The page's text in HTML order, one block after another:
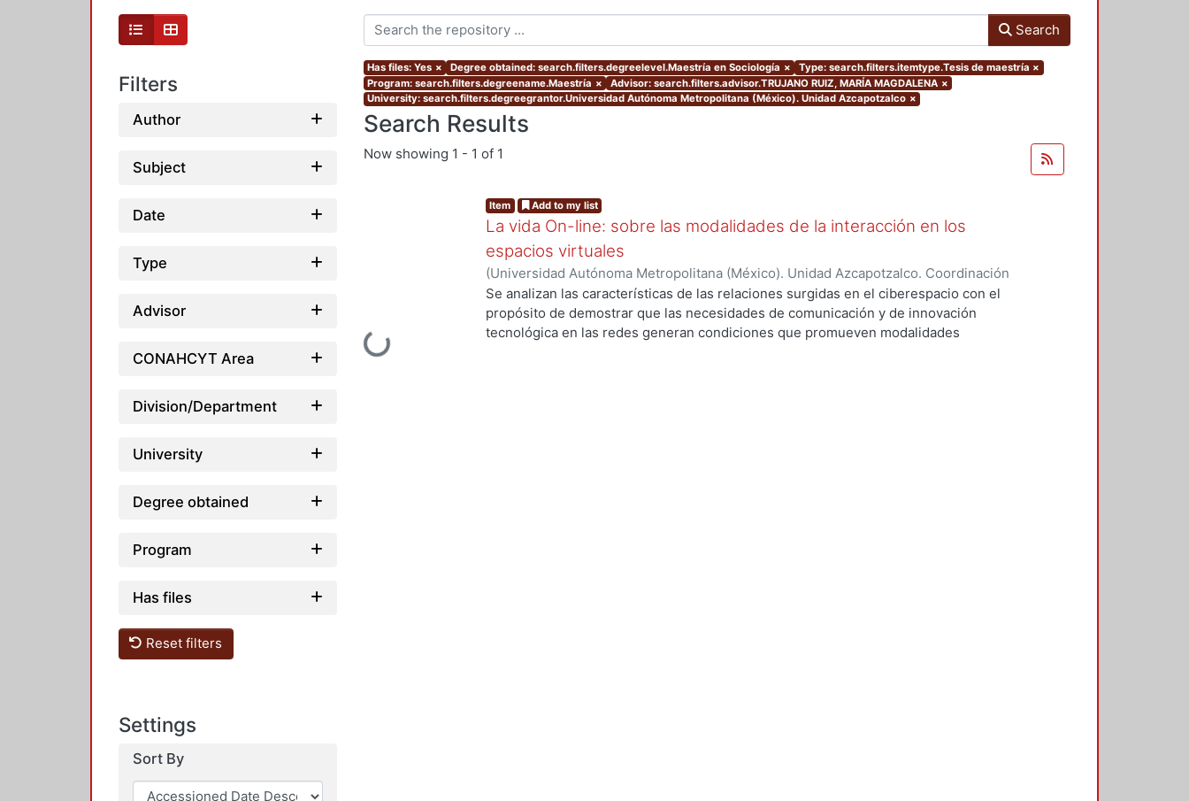
Filters
Author
Subject
Date
Type
Advisor
CONAHCYT Area
Division/Department
University
Degree obtained
Program
Has files
Reset filters
Settings
Sort By
Search
Has files: Yes × Degree obtained: search.filters.degreelevel.Maestría en Sociología × Type: search.filters.itemtype.Tesis de maestría ×
Program: search.filters.degreename.Maestría × Advisor: search.filters.advisor.TRUJANO RUIZ, MARÍA MAGDALENA ×
University: search.filters.degreegrantor.Universidad Autónoma Metropolitana (México). Unidad Azcapotzalco ×
Search Results
Now showing 1 - 1 of 1
Loading...
Item Add to my list
La vida On-line: sobre las modalidades de la interacción en los
espacios virtuales
(Universidad Autónoma Metropolitana (México). Unidad Azcapotzalco. Coordinación
de Servicios de Información.,2008-10)RODRIGUEZ ROBLES, RAUL
Se analizan las características de las relaciones surgidas en el ciberespacio con el
propósito de demostrar que las necesidades de comunicación y de innovación
tecnológica en las redes generan condiciones que promueven modalidades